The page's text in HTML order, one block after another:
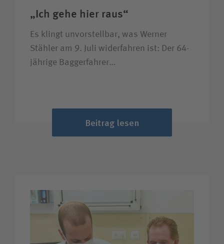
„Ich gehe hier raus“
Es klingt unvorstellbar, was Werner
Stähler am 9. Juli widerfahren ist: Der 64-
jährige Baggerfahrer…
Beitrag lesen